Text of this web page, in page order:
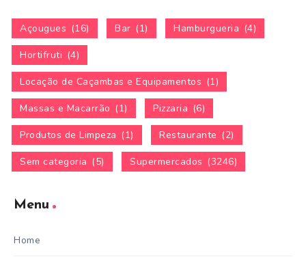
Açougues (16) Bar (1) Hamburgueria (4)
Hortifruti (4)
Locação de Caçambas e Equipamentos (1)
Massas e Macarrão (1) Pizzaria (6)
Produtos de Limpeza (1) Restaurante (2)
Sem categoria (5) Supermercados (3246)
Menu
Home